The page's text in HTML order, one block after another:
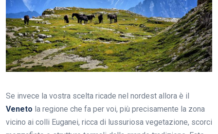
Se invece la vostra scelta ricade nel nordest allora è il
Veneto la regione che fa per voi, più precisamente la zona
vicino ai colli Euganei, ricca di lussuriosa vegetazione, scorci